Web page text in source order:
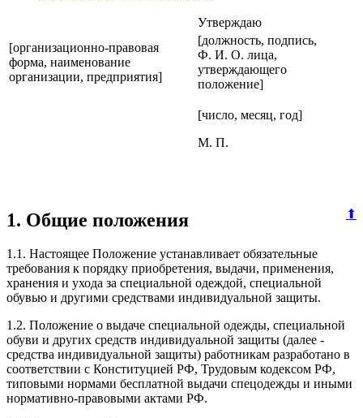
Утверждаю
[организационно-правовая
форма, наименование
организации, предприятия]
[должность, подпись,
Ф. И. О. лица,
утверждающего
положение]
[число, месяц, год]
М. П.
⬆
1. Общие положения
1.1. Настоящее Положение устанавливает обязательные
требования к порядку приобретения, выдачи, применения,
хранения и ухода за специальной одеждой, специальной
обувью и другими средствами индивидуальной защиты.
1.2. Положение о выдаче специальной одежды, специальной
обуви и других средств индивидуальной защиты (далее -
средства индивидуальной защиты) работникам разработано в
соответствии с Конституцией РФ, Трудовым кодексом РФ,
типовыми нормами бесплатной выдачи спецодежды и иными
нормативно-правовыми актами РФ.